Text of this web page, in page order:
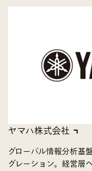
ヤマハ株式会社
グローバル情報分析基
グレーション。経営層